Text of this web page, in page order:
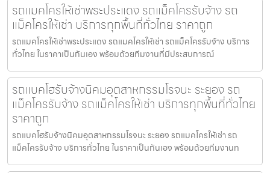
รถแมคโครให้เช่าพระประแดง รถแม็คโครรับจ้าง รถ
แม็คโครให้เช่า บริการทุกพื้นที่ทั่วไทย ราคาถูก
รถแมคโครให้เช่าพระประแดง รถแมคโครให้เช่า รถแม็คโครรับจ้าง บริการ
ทั่วไทย ในราคาเป็นกันเอง พร้อมด้วยทีมงานที่มีประสบการณ์
รถแบคโฮรับจ้างนิคมอุตสาหกรรมโรจนะ ระยอง รถ
แม็คโครรับจ้าง รถแม็คโครให้เช่า บริการทุกพื้นที่ทั่วไทย
ราคาถูก
รถแบคโฮรับจ้างนิคมอุตสาหกรรมโรจนะ ระยอง รถแมคโครให้เช่า รถ
แม็คโครรับจ้าง บริการทั่วไทย ในราคาเป็นกันเอง พร้อมด้วยทีมงานท